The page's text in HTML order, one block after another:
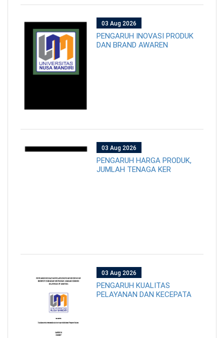
03 Aug 2026
PENGARUH INOVASI PRODUK
DAN BRAND AWAREN
03 Aug 2026
PENGARUH HARGA PRODUK,
JUMLAH TENAGA KER
03 Aug 2026
PENGARUH KUALITAS
PELAYANAN DAN KECEPATA